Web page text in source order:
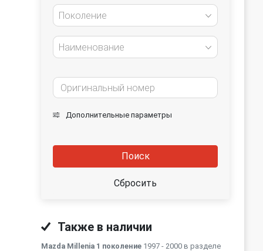
Поколение
Наименование
Дополнительные параметры
Поиск
Сбросить
Также в наличии
Mazda Millenia 1 поколение 1997 - 2000 в разделе